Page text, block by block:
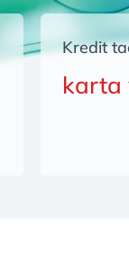
Kredit
karta